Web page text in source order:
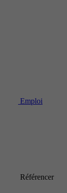
Emploi
Référencer